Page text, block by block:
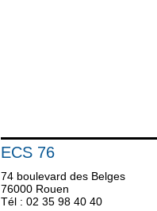
ECS 76
74 boulevard des Belges
76000 Rouen
Tél : 02 35 98 40 40